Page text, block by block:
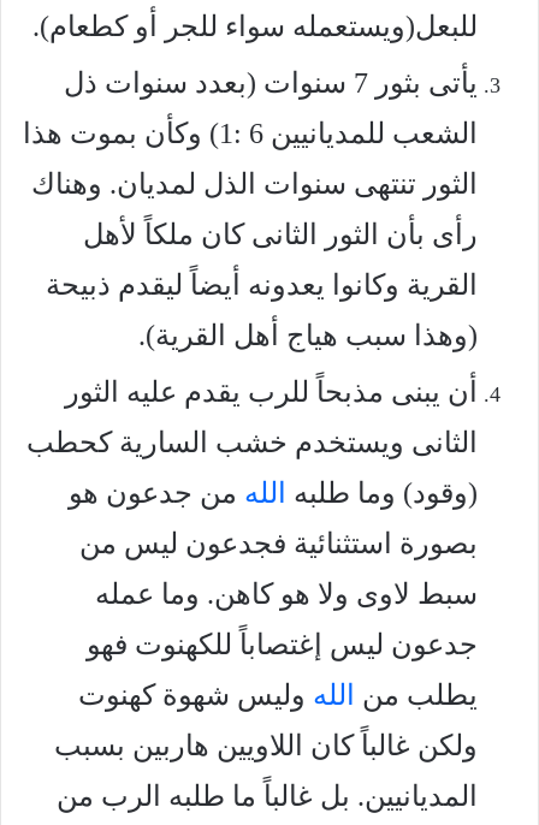
للبعل(ويستعمله سواء للجر أو كطعام).
يأتى بثور 7 سنوات (بعدد سنوات ذل
الشعب للمديانيين 6 :1) وكأن بموت هذا
الثور تنتهى سنوات الذل لمديان. وهناك
رأى بأن الثور الثانى كان ملكاً لأهل
القرية وكانوا يعدونه أيضاً ليقدم ذبيحة
(وهذا سبب هياج أهل القرية).
أن يبنى مذبحاً للرب يقدم عليه الثور
الثانى ويستخدم خشب السارية كحطب
(وقود) وما طلبه
الله من جدعون هو
بصورة استثنائية فجدعون ليس من
سبط لاوى ولا هو كاهن. وما عمله
جدعون ليس إغتصاباً للكهنوت فهو
يطلب من
الله وليس شهوة كهنوت
ولكن غالباً كان اللاويين هاربين بسبب
المديانيين. بل غالباً ما طلبه الرب من